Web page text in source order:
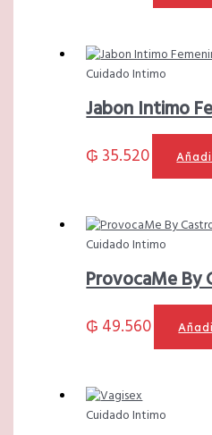
Cuidado Intimo
Jabon Intimo
₲ 35.520
Cuidado Intimo
ProvocaMe By
₲ 49.560
Cuidado Intimo